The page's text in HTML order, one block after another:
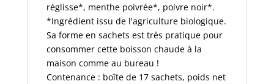
réglisse*, menthe poivrée*, poivre noir*.
*Ingrédient issu de l'agriculture biologique.
Sa forme en sachets est très pratique pour
consommer cette boisson chaude à la
maison comme au bureau !
Contenance : boîte de 17 sachets, poids net